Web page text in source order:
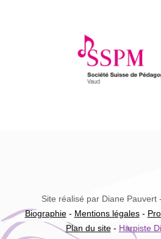
Site réalisé par Diane Pauvert
Biographie- Mentions légales-
Plan du site- Harpiste